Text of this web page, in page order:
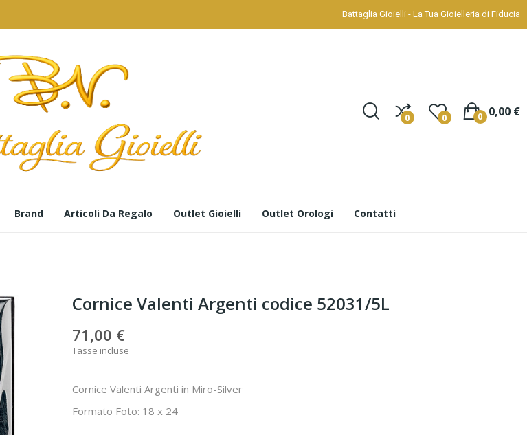
Battaglia Gioielli - La Tua Gioielleria di Fiducia
0 0 0,00 €
0
Brand Articoli Da Regalo Outlet Gioielli Outlet Orologi Contatti
Cornice Valenti Argenti codice 52031/5L
71,00 €
Tasse incluse
Cornice Valenti Argenti in Miro-Silver
Formato Foto: 18 x 24